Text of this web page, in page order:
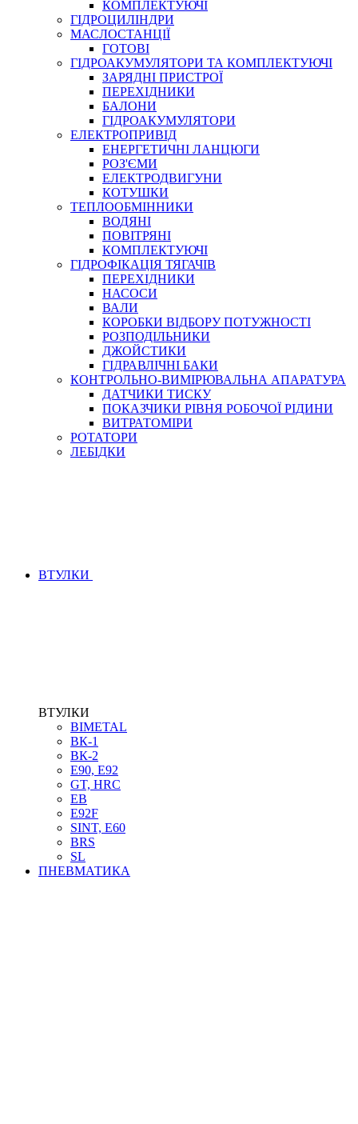
СПЕЦІАЛЬНІ
ГЕРМЕТИКИ
КЛЕЇ, ЦЕМЕНТИ, ЕПОКСИДКИ
РЕМОНТ ГІДРОЦИЛІНДРІВ
БОРЕКС, ЕО
КОМПЛЕКТУЮЧІ
ГІДРОЦИЛІНДРИ
МАСЛОСТАНЦІЇ
ГОТОВІ
ГІДРОАКУМУЛЯТОРИ ТА КОМПЛЕКТУЮЧІ
ЗАРЯДНІ ПРИСТРОЇ
ПЕРЕХІДНИКИ
БАЛОНИ
ГІДРОАКУМУЛЯТОРИ
ЕЛЕКТРОПРИВІД
ЕНЕРГЕТИЧНІ ЛАНЦЮГИ
РОЗ'ЄМИ
ЕЛЕКТРОДВИГУНИ
КОТУШКИ
ТЕПЛООБМІННИКИ
ВОДЯНІ
ПОВІТРЯНІ
КОМПЛЕКТУЮЧІ
ГІДРОФІКАЦІЯ ТЯГАЧІВ
ПЕРЕХІДНИКИ
НАСОСИ
ВАЛИ
КОРОБКИ ВІДБОРУ ПОТУЖНОСТІ
РОЗПОДІЛЬНИКИ
ДЖОЙСТИКИ
ГІДРАВЛІЧНІ БАКИ
КОНТРОЛЬНО-ВИМІРЮВАЛЬНА АПАРАТУРА
ДАТЧИКИ ТИСКУ
ПОКАЗЧИКИ РІВНЯ РОБОЧОЇ РІДИНИ
ВИТРАТОМІРИ
РОТАТОРИ
ЛЕБІДКИ
ВТУЛКИ
ВТУЛКИ
BIMETAL
ВК-1
ВК-2
Е90, E92
GT, HRC
EB
Е92F
SINT, E60
BRS
SL
ПНЕВМАТИКА